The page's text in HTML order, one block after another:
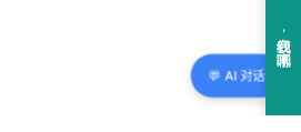
💬 AI 对话